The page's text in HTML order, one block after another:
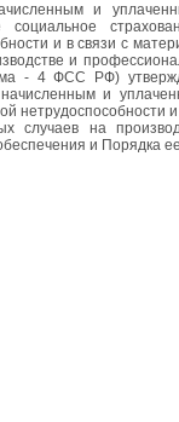
и
социальное
и в связи с
и
- 4 ФСС РФ)
и
нетрудоспособности
случаев на
и Порядка